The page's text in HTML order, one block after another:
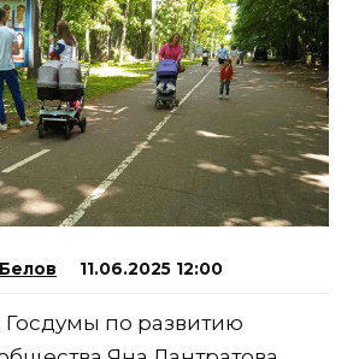
11.06.2025 12:00
Госдумы по развитию